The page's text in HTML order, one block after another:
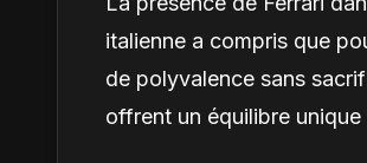
italienne a compris que
de polyvalence sans
offrent un équilibre